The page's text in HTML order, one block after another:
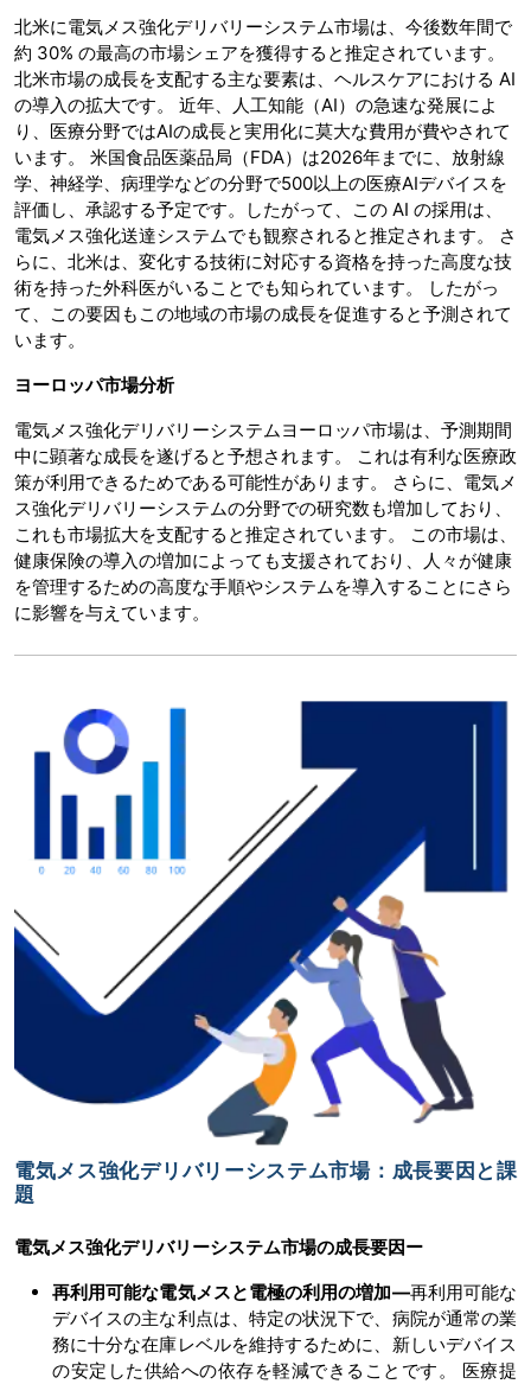
北米に電気メス強化デリバリーシステム市場は、今後数年間で
約 30% の最高の市場シェアを獲得すると推定されています。
北米市場の成長を支配する主な要素は、ヘルスケアにおける AI
の導入の拡大です。 近年、人工知能（AI）の急速な発展によ
り、医療分野ではAIの成長と実用化に莫大な費用が費やされて
います。 米国食品医薬品局（FDA）は2026年までに、放射線
学、神経学、病理学などの分野で500以上の医療AIデバイスを
評価し、承認する予定です。したがって、この AI の採用は、
電気メス強化送達システムでも観察されると推定されます。 さ
らに、北米は、変化する技術に対応する資格を持った高度な技
術を持った外科医がいることでも知られています。 したがっ
て、この要因もこの地域の市場の成長を促進すると予測されて
います。
ヨーロッパ市場分析
電気メス強化デリバリーシステムヨーロッパ市場は、予測期間
中に顕著な成長を遂げると予想されます。 これは有利な医療政
策が利用できるためである可能性があります。 さらに、電気メ
ス強化デリバリーシステムの分野での研究数も増加しており、
これも市場拡大を支配すると推定されています。 この市場は、
健康保険の導入の増加によっても支援されており、人々が健康
を管理するための高度な手順やシステムを導入することにさら
に影響を与えています。
電気メス強化デリバリーシステム市場：成長要因と課
題
電気メス強化デリバリーシステム市場の成長要因ー
再利用可能な電気メスと電極の利用の増加―再利用可能な
デバイスの主な利点は、特定の状況下で、病院が通常の業
務に十分な在庫レベルを維持するために、新しいデバイス
の安定した供給への依存を軽減できることです。 医療提